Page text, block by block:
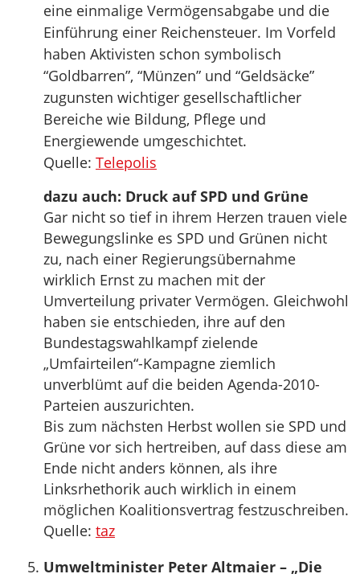
eine einmalige Vermögensabgabe und die
Einführung einer Reichensteuer. Im Vorfeld
haben Aktivisten schon symbolisch
“Goldbarren”, “Münzen” und “Geldsäcke”
zugunsten wichtiger gesellschaftlicher
Bereiche wie Bildung, Pflege und
Energiewende umgeschichtet.
Quelle: Telepolis
dazu auch: Druck auf SPD und Grüne
Gar nicht so tief in ihrem Herzen trauen viele
Bewegungslinke es SPD und Grünen nicht
zu, nach einer Regierungsübernahme
wirklich Ernst zu machen mit der
Umverteilung privater Vermögen. Gleichwohl
haben sie entschieden, ihre auf den
Bundestagswahlkampf zielende
„Umfairteilen“-Kampagne ziemlich
unverblümt auf die beiden Agenda-2010-
Parteien auszurichten.
Bis zum nächsten Herbst wollen sie SPD und
Grüne vor sich hertreiben, auf dass diese am
Ende nicht anders können, als ihre
Linksrhethorik auch wirklich in einem
möglichen Koalitionsvertrag festzuschreiben.
Quelle: taz
Umweltminister Peter Altmaier – „Die